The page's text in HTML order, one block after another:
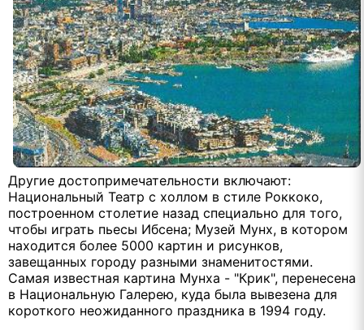
Другие достопримечательности включают:
Национальный Театр с холлом в стиле Роккоко,
построенном столетие назад специально для того,
чтобы играть пьесы Ибсена; Музей Мунх, в котором
находится более 5000 картин и рисунков,
завещанных городу разными знаменитостями.
Самая известная картина Мунха - "Крик", перенесена
в Национальную Галерею, куда была вывезена для
короткого неожиданного праздника в 1994 году.